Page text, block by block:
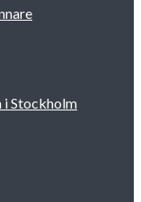
i Stockholm